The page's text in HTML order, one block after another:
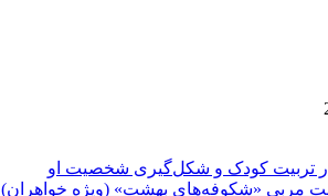
تربیت کودک و شکل‌گیری شخصیت او
مربی «شکوفه‌های بهشت» (ویژه خواهران)